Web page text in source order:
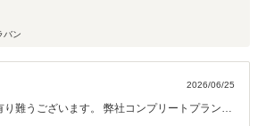
バン
2026/06/25
り難うございます。 弊社コンプリートプランよ